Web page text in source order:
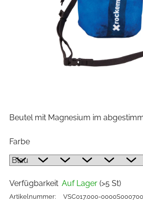
Beutel mit Magnesium im
Farbe
Verfügbarkeit Auf Lager (>5 St)
Artikelnummer: VSC017.000-